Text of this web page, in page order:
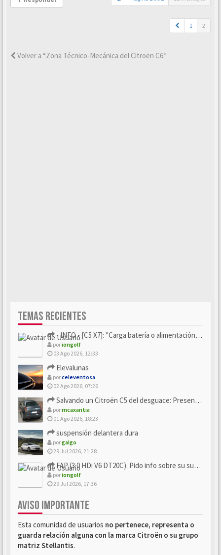
1 2
Volver a “Zona Técnico-Mecánica del Citroën C6.”
TEMAS RECIENTES
- INFO - [C5 X7]: "Carga batería o alimentación eléctri...
poriongolf
03 Ago 2026, 12:33
Elevalunas
porceleventosa
02 Ago 2026, 07:26
Salvando un Citroën C5 del desguace: Presentación y seguimiento
pormcaxantia
01 Ago 2026, 18:23
suspensión delantera dura
porgalgo
29 Jul 2026, 21:28
FAP (3.0 HDi V6 DT20C). Pido info sobre su sustitución
poriongolf
29 Jul 2026, 17:36
AVISO IMPORTANTE
Esta comunidad de usuarios no pertenece, representa o
guarda relación alguna con la marca Citroën o su grupo
matriz Stellantis.